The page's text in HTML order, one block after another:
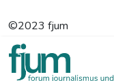
©2023 fjum